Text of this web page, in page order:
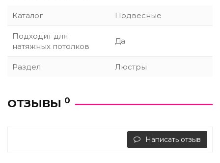
Каталог Подвесные
Подходит для
натяжных потолков
Да
Раздел Люстры
ОТЗЫВЫ 0
Написать отзыв